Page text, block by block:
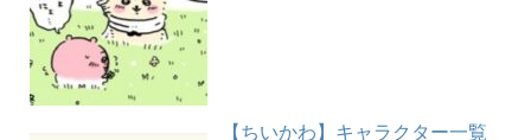
【ちいかわ】キャラクター一覧